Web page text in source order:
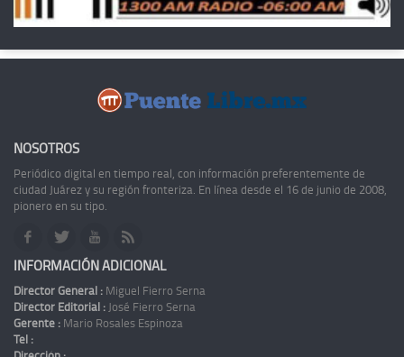
NOSOTROS
Periódico digital en tiempo real, con información preferentemente de
ciudad Juárez y su región fronteriza. En línea desde el 16 de junio de 2008,
pionero en su tipo.
INFORMACIÓN ADICIONAL
Director General : Miguel Fierro Serna
Director Editorial : José Fierro Serna
Gerente : Mario Rosales Espinoza
Tel :